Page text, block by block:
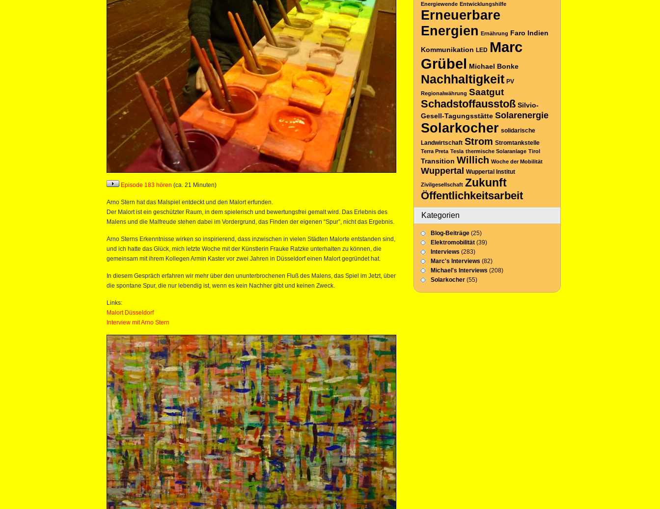
Episode 183 hören (ca. 21 Minuten)
Arno Stern hat das Malspiel entdeckt und den Malort erfunden.
Der Malort ist ein geschützter Raum, in dem spielerisch und bewertungsfrei gemalt wird. Das Erlebnis des
Malens und die Malfreude stehen dabei im Vordergrund, das Finden der eigenen “Spur”, nicht das Ergebnis.
Arno Sterns Erkenntnisse wirken so inspirierend, dass inzwischen in vielen Städten Malorte entstanden sind,
und ich hatte das Glück, mich letzte Woche mit der Künstlerin Frauke Ratzke unterhalten zu können, die
gemeinsam mit ihrem Kollegen Armin Kaster vor zwei Jahren in Düsseldorf einen Malort gegründet hat.
In diesem Gespräch erfahren wir mehr über den ununterbrochenen Fluß des Malens, das Spiel im Jetzt, über
die spontane Spur, die nur lebendig ist, wenn es kein Nachher gibt und keinen Zweck.
Links:
Malort Düsseldorf
Interview mit Arno Stern
Energiewende Entwicklungshilfe
Erneuerbare
Energien Ernährung Faro Indien
Kommunikation LED Marc
Grübel Michael Bonke
Nachhaltigkeit PV
Regionalwährung Saatgut
Schadstoffausstoß Silvio-
Gesell-Tagungsstätte Solarenergie
Solarkocher solidarische
Landwirtschaft Strom Stromtankstelle
Terra Preta Tesla thermische Solaranlage Tirol
Transition Willich Woche der Mobilität
Wuppertal Wuppertal Institut
Zivilgesellschaft Zukunft
Öffentlichkeitsarbeit
Kategorien
Blog-Beiträge (25)
Elektromobilität (39)
Interviews (283)
Marc's Interviews (82)
Michael's Interviews (208)
Solarkocher (55)